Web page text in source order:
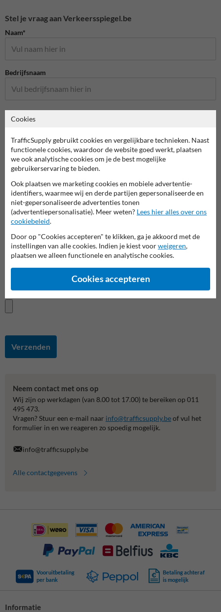
Stel je vraag aan Verkeersspiegel.be
Naam*
Bedrijfsnaam
E-mailadres*
Telefoonnummer
Vraag over product
Vraag of opmerking
Verzenden
Neem contact met ons op
Wij zijn op werkdagen (van 8.00 tot 17.00) te bereiken op 011
495 473.
Vragen? Stuur een e-mail naar info@trafficsupply.beof vul het
formulier in en we reageren zo spoedig mogelijk.
info@trafficsupply.be
Alle contactgegevens
Vooruitbetaling
per bank
Betaling achteraf
is mogelijk
Informatie
Cookies
TrafficSupply gebruikt cookies en vergelijkbare technieken. Naast
functionele cookies, waardoor de website goed werkt, plaatsen
we ook analytische cookies om je de best mogelijke
gebruikerservaring te bieden.
Ook plaatsen we marketing cookies en mobiele advertentie-
identifiers, waarmee wij en derde partijen gepersonaliseerde en
niet-gepersonaliseerde advertenties tonen
(advertentiepersonalisatie). Meer weten? Lees hier alles over ons
cookiebeleid.
Door op "Cookies accepteren" te klikken, ga je akkoord met de
instellingen van alle cookies. Indien je kiest voorweigeren,
plaatsen we alleen functionele en analytische cookies.
Cookies accepteren